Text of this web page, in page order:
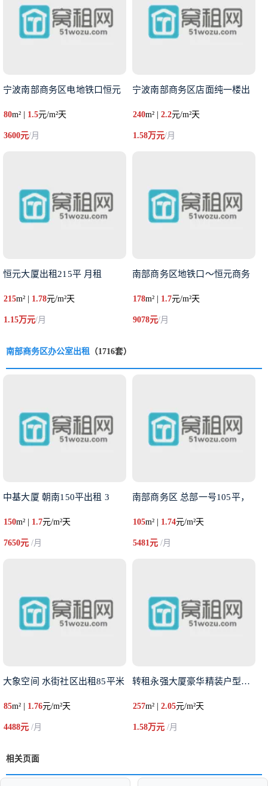
宁波南部商务区电地铁口恒元
80m² | 1.5元/m²天
3600元/月
宁波南部商务区店面纯一楼出
240m² |2.2元/m²天
1.58万元/月
恒元大厦出租215平 月租
215m² | 1.78元/m²天
1.15万元/月
南部商务区地铁口～恒元商务
178m² | 1.7元/m²天
9078元/月
南部商务区办公室出租 （1716套）
中基大厦 朝南150平出租 3
150m² | 1.7元/m²天
7650元 /月
南部商务区 总部一号105平，
105m² | 1.74元/m²天
5481元/月
大象空间 水街社区出租85平米
85m² | 1.76元/m²天
4488元 /月
转租永强大厦豪华精装户型办公室
257m² |2.05元/m²天
1.58万元/月
相关页面